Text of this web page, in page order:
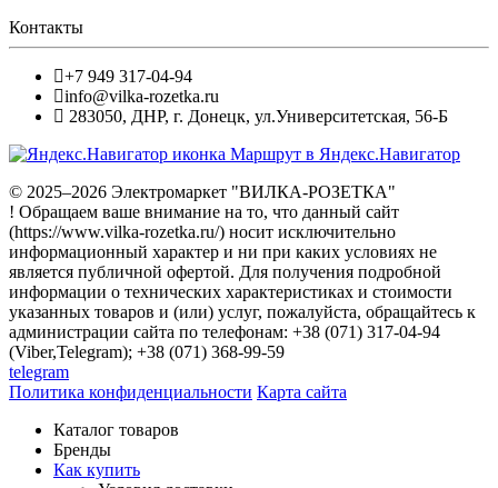
Контакты
+7 949 317-04-94
info@vilka-rozetka.ru
283050, ДНР, г. Донецк, ул.Университетская, 56-Б
Маршрут в Яндекс.Навигатор
© 2025–2026 Электромаркет "ВИЛКА-РОЗЕТКА"
! Обращаем ваше внимание на то, что данный сайт
(https://www.vilka-rozetka.ru/) носит исключительно
информационный характер и ни при каких условиях не
является публичной офертой. Для получения подробной
информации о технических характеристиках и стоимости
указанных товаров и (или) услуг, пожалуйста, обращайтесь к
администрации сайта по телефонам: +38 (071) 317-04-94
(Viber,Telegram); +38 (071) 368-99-59
telegram
Политика конфиденциальности Карта сайта
Каталог товаров
Бренды
Как купить